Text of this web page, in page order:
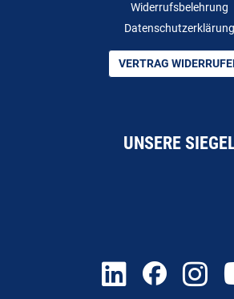
Widerrufsbelehrung
Datenschutzerklärung
VERTRAG
UNSERE